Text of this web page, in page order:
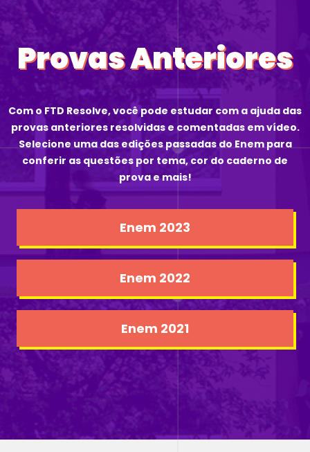
Provas Anteriores
Com o FTD Resolve, você pode estudar com a ajuda das
provas anteriores resolvidas e comentadas em vídeo.
Selecione uma das edições passadas do Enem para
conferir as questões por tema, cor do caderno de
prova e mais!
Enem 2023
Enem 2022
Enem 2021